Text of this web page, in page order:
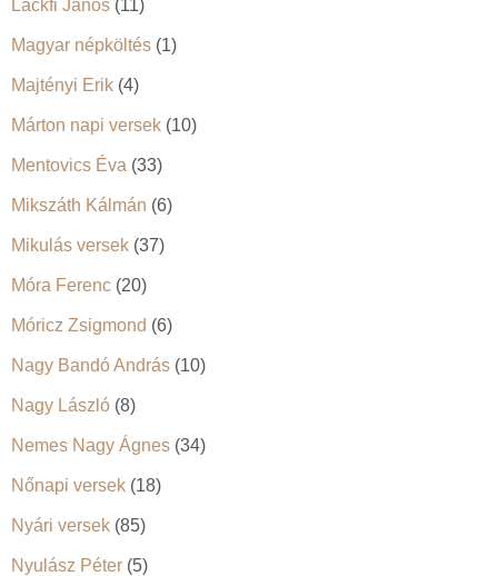
Lackfi János (11)
Magyar népköltés (1)
Majtényi Erik (4)
Márton napi versek (10)
Mentovics Éva (33)
Mikszáth Kálmán (6)
Mikulás versek (37)
Móra Ferenc (20)
Móricz Zsigmond (6)
Nagy Bandó András (10)
Nagy László (8)
Nemes Nagy Ágnes (34)
Nőnapi versek (18)
Nyári versek (85)
Nyulász Péter (5)